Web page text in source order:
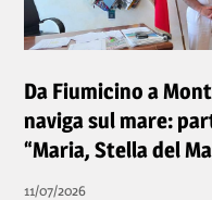
Da Fiumicino a
naviga sul mare:
“Maria, Stella del
11/07/2026